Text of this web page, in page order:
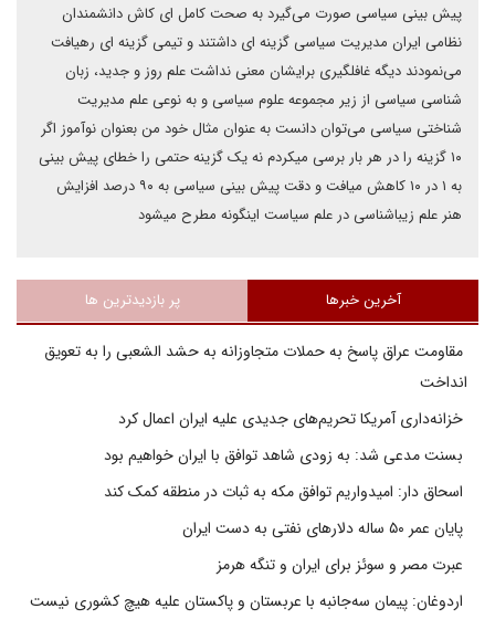
پیش بینی سیاسی صورت می‌گیرد به صحت کامل ای کاش دانشمندان
نظامی ایران مدیریت سیاسی گزینه ای داشتند و تیمی گزینه ای رهیافت
می‌نمودند دیگه غافلگیری برایشان معنی نداشت علم روز و جدید، زبان
شناسی سیاسی از زیر مجموعه علوم سیاسی و به نوعی علم مدیریت
شناختی سیاسی می‌توان دانست به عنوان مثال خود من بعنوان نوآموز اگر
۱۰ گزینه را در هر بار برسی میکردم نه یک گزینه حتمی را خطای پیش بینی
به ۱ در ۱۰ کاهش میافت و دقت پیش بینی سیاسی به ۹۰ درصد افزایش
هنر علم زیباشناسی در علم سیاست اینگونه مطرح میشود
آخرین خبرها پر بازدیدترین ها
مقاومت عراق پاسخ به حملات متجاوزانه به حشد الشعبی را به تعویق
انداخت
خزانه‌داری آمریکا تحریم‌های جدیدی علیه ایران اعمال کرد
بسنت مدعی شد: به زودی شاهد توافق با ایران خواهیم بود
اسحاق دار: امیدواریم توافق مکه به ثبات در منطقه کمک کند
پایان عمر ۵۰ ساله دلارهای نفتی به دست ایران
عبرت مصر و سوئز برای ایران و تنگه هرمز
اردوغان: پیمان سه‌جانبه با عربستان و پاکستان علیه هیچ کشوری نیست